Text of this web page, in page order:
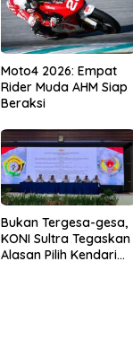
Moto4 2026: Empat
Rider Muda AHM Siap
Beraksi
Bukan Tergesa-gesa,
KONI Sultra Tegaskan
Alasan Pilih Kendari